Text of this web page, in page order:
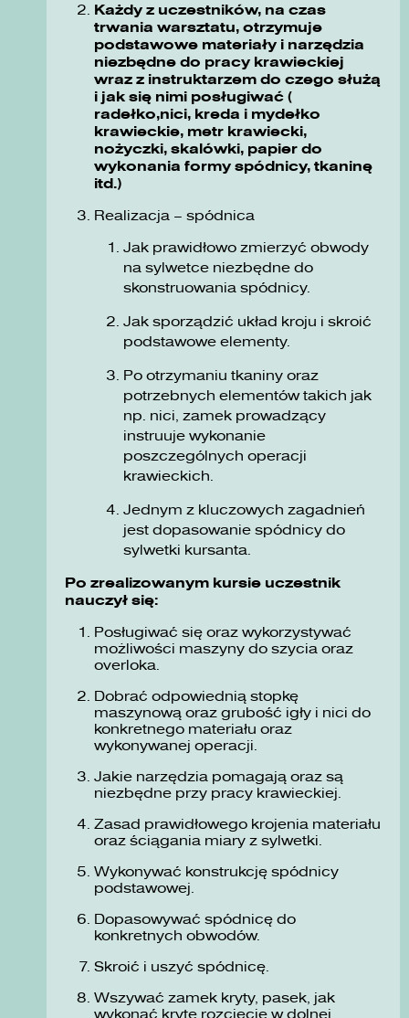
Każdy z uczestników, na czas
trwania warsztatu, otrzymuje
podstawowe materiały i narzędzia
niezbędne do pracy krawieckiej
wraz z instruktarzem do czego służą
i jak się nimi posługiwać (
radełko,nici, kreda i mydełko
krawieckie, metr krawiecki,
nożyczki, skalówki, papier do
wykonania formy spódnicy, tkaninę
itd.)
Realizacja – spódnica
Jak prawidłowo zmierzyć obwody
na sylwetce niezbędne do
skonstruowania spódnicy.
Jak sporządzić układ kroju i skroić
podstawowe elementy.
Po otrzymaniu tkaniny oraz
potrzebnych elementów takich jak
np. nici, zamek prowadzący
instruuje wykonanie
poszczególnych operacji
krawieckich.
Jednym z kluczowych zagadnień
jest dopasowanie spódnicy do
sylwetki kursanta.
Po zrealizowanym kursie uczestnik
nauczył się:
Posługiwać się oraz wykorzystywać
możliwości maszyny do szycia oraz
overloka.
Dobrać odpowiednią stopkę
maszynową oraz grubość igły i nici do
konkretnego materiału oraz
wykonywanej operacji.
Jakie narzędzia pomagają oraz są
niezbędne przy pracy krawieckiej.
Zasad prawidłowego krojenia materiału
oraz ściągania miary z sylwetki.
Wykonywać konstrukcję spódnicy
podstawowej.
Dopasowywać spódnicę do
konkretnych obwodów.
Skroić i uszyć spódnicę.
Wszywać zamek kryty, pasek, jak
wykonać kryte rozcięcie w dolnej